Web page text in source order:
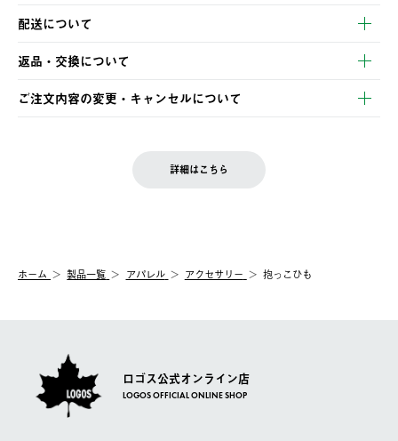
以下のいずれかの方法でお支払いいただけます。
・クレジットカード決済
・コンビニ決済
・Pay-easy決済
配送について
【発送スケジュール】
ご注文・ご入金完了より2営業日以内に商品を発送いたします。
土日祝の発送はございませんので、木曜日以降のご注文は週明け
の発送となる場合がございます。
【配送業者】
佐川急便にて配送されます。
返品・交換について
※お客様都合の場合
お客様都合の返品にかかる送料は、お客様ご負担とさせていただ
む）は受け付けておりません。
一度お手元の商品を返品いただき、ご希望商品を再注文してくだ
ご注文内容の変更・キャンセルについて
LOGOS FAMILY会員の方は、会員マイページ内 購入履歴画面に
詳細はこちら
ホーム 製品一覧 アパレル アクセサリー 抱っこひも
ロゴス公式オンライン店
LOGOS OFFICIAL ONLINE SHOP